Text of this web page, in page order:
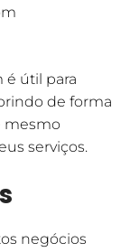
é útil para
de forma
mesmo
serviços.
negócios